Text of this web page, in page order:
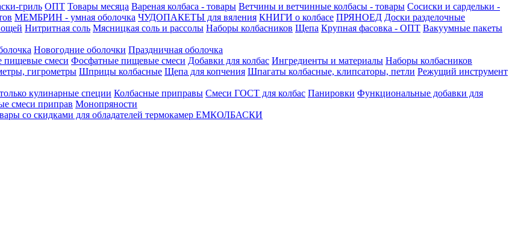
гриль ОПТ Товары месяца Вареная колбаса - товары Ветчины и ветчинные колбасы - товары Сосиски и сардельки -
МЕМБРИН - умная оболочка ЧУДОПАКЕТЫ для вяления КНИГИ о колбасе ПРЯНОЕД Доски разделочные
Нитритная соль Мясницкая соль и рассолы Наборы колбасников Щепа Крупная фасовка - ОПТ Вакуумные пакеты
Новогодние оболочки Праздничная оболочка
пищевые смеси Фосфатные пищевые смеси Добавки для колбас Ингредиенты и материалы Наборы колбасников
гигрометры Шприцы колбасные Щепа для копчения Шпагаты колбасные, клипсаторы, петли Режущий инструмент
кулинарные специи Колбасные приправы Смеси ГОСТ для колбас Панировки Функциональные добавки для
смеси приправ Монопряности
со скидками для обладателей термокамер ЕМКОЛБАСКИ